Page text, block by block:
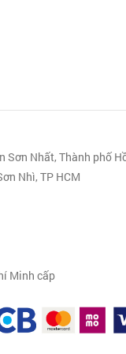
Sơn Nhất, Thành phố
Nhì, TP HCM
Minh cấp